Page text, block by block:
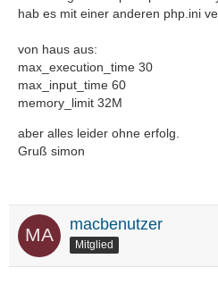
hab es mit einer anderen php.ini
von haus aus:
max_execution_time 30
max_input_time 60
memory_limit 32M
aber alles leider ohne erfolg.
Gruß simon
macbenutzer
Mitglied